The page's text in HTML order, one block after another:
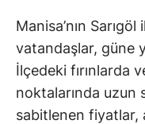
Manisa’nın
vatandaşlar, güne
İlçedeki fırınlarda
noktalarında uzun
sabitlenen fiyatlar,